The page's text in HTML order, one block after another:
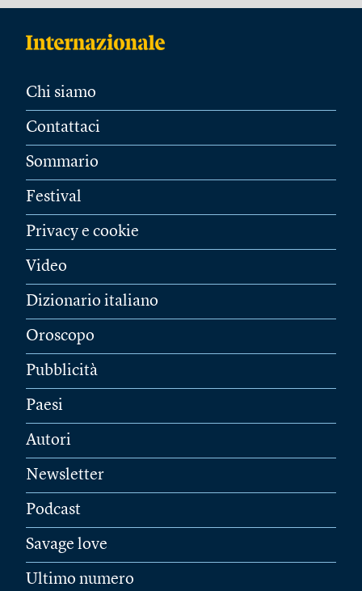
Chi siamo
Contattaci
Sommario
Festival
Privacy e cookie
Video
Dizionario italiano
Oroscopo
Pubblicità
Paesi
Autori
Newsletter
Podcast
Savage love
Ultimo numero